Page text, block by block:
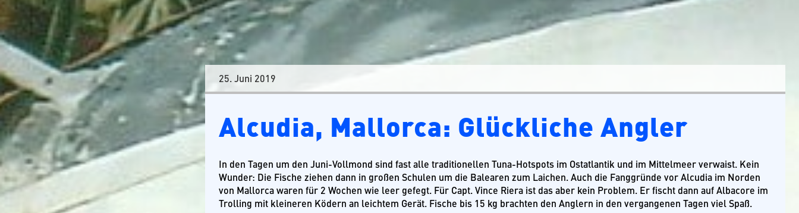
25. Juni 2019
Alcudia, Mallorca: Glückliche Angler
In den Tagen um den Juni-Vollmond sind fast alle traditionellen Tuna-Hotspots im Ostatlantik und im Mittelmeer verwaist. Kein
Wunder: Die Fische ziehen dann in großen Schulen um die Balearen zum Laichen. Auch die Fanggründe vor Alcudia im Norden
von Mallorca waren für 2 Wochen wie leer gefegt. Für Capt. Vince Riera ist das aber kein Problem. Er fischt dann auf Albacore im
Trolling mit kleineren Ködern an leichtem Gerät. Fische bis 15 kg brachten den Anglern in den vergangenen Tagen viel Spaß.